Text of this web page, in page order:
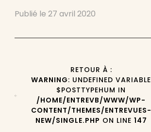
Publié le 27 avril 2020
RETOUR À :
WARNING: UNDEFINED VARIABLE
$POSTTYPEHUM IN
/HOME/ENTREVB/WWW/WP-
CONTENT/THEMES/ENTREVUES-
NEW/SINGLE.PHP ON LINE 147